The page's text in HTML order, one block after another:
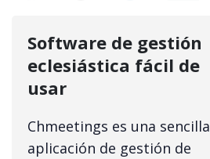
Software de gestión
eclesiástica fácil de
usar
Chmeetings es una sencilla
aplicación de gestión de